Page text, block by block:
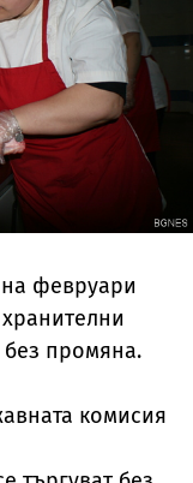
февруари
без промяна.
комисия